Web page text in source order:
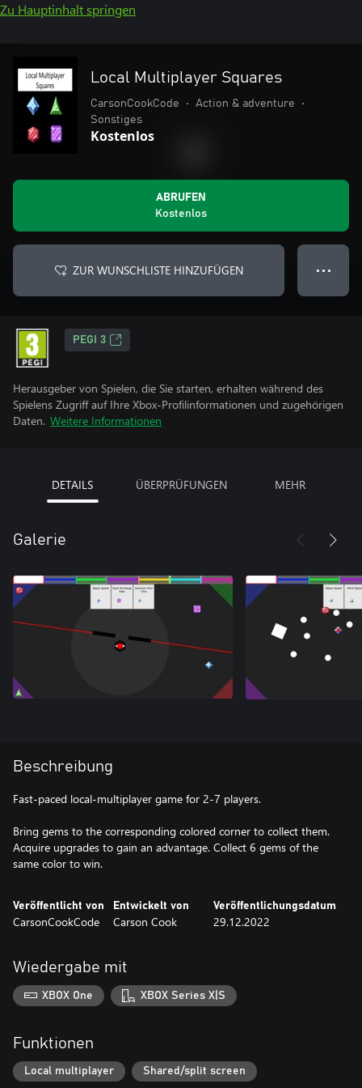
Zu Hauptinhalt springen
Local Multiplayer Squares
CarsonCookCode • Action & adventure
•
Sonstiges
Kostenlos
ABRUFEN
Kostenlos
ZUR WUNSCHLISTE HINZUFÜGEN ● ● ●
PEGI 3
Herausgeber von Spielen, die Sie starten, erhalten während des
Spielens Zugriff auf Ihre Xbox-Profilinformationen und zugehörigen
Daten. Weitere Informationen
DETAILS ÜBERPRÜFUNGEN MEHR
Galerie
Beschreibung
Fast-paced local-multiplayer game for 2-7 players.
Bring gems to the corresponding colored corner to collect them.
Acquire upgrades to gain an advantage. Collect 6 gems of the
same color to win.
Veröffentlicht von
CarsonCookCode
Entwickelt von
Carson Cook
Veröffentlichungsdatum
29.12.2022
Wiedergabe mit
XBOX One XBOX Series X|S
Funktionen
Local multiplayer Shared/split screen